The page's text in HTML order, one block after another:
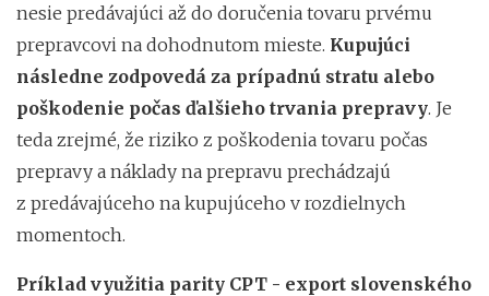
nesie predávajúci až do doručenia tovaru prvému
prepravcovi na dohodnutom mieste. Kupujúci
následne zodpovedá za prípadnú stratu alebo
poškodenie počas ďalšieho trvania prepravy. Je
teda zrejmé, že riziko z poškodenia tovaru počas
prepravy a náklady na prepravu prechádzajú
z predávajúceho na kupujúceho v rozdielnych
momentoch.
Príklad využitia parity CPT - export slovenského